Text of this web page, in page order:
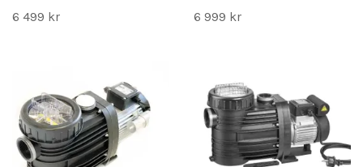
6 499 kr
6 999 kr